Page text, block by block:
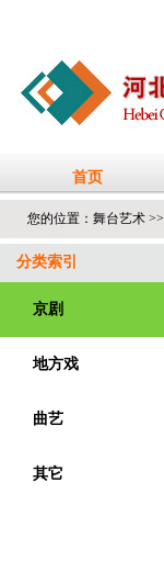
您的位置： 舞台艺术 >>
分类索引
京剧
地方戏
曲艺
其它